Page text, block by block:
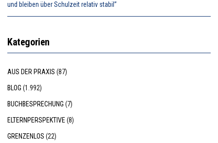
und bleiben über Schulzeit relativ stabil”
Kategorien
AUS DER PRAXIS (87)
BLOG (1.992)
BUCHBESPRECHUNG (7)
ELTERNPERSPEKTIVE (8)
GRENZENLOS (22)